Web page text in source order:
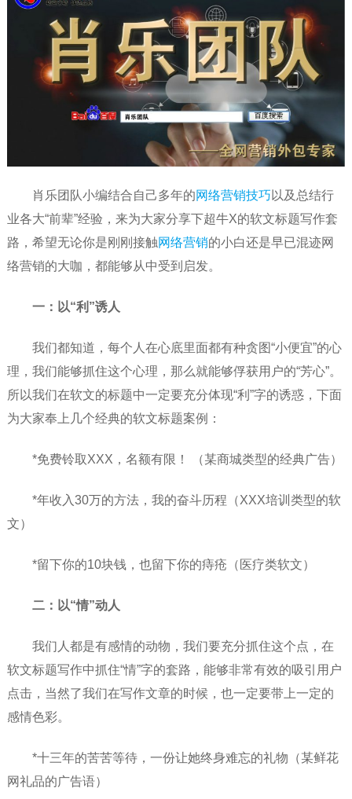
肖乐团队小编结合自己多年的网络营销技巧 以及总结行
业各大“前辈”经验，来为大家分享下超牛X的软文标题写作套
路，希望无论你是刚刚接触网络营销的小白还是早已混迹网
络营销的大咖，都能够从中受到启发。
一：以“利”诱人
我们都知道，每个人在心底里面都有种贪图“小便宜”的心
理，我们能够抓住这个心理，那么就能够俘获用户的“芳心”。
所以我们在软文的标题中一定要充分体现“利”字的诱惑，下面
为大家奉上几个经典的软文标题案例：
*免费铃取XXX，名额有限！ （某商城类型的经典广告）
*年收入30万的方法，我的奋斗历程（XXX培训类型的软
文）
*留下你的10块钱，也留下你的痔疮（医疗类软文）
二：以“情”动人
我们人都是有感情的动物，我们要充分抓住这个点，在
软文标题写作中抓住“情”字的套路，能够非常有效的吸引用户
点击，当然了我们在写作文章的时候，也一定要带上一定的
感情色彩。
*十三年的苦苦等待，一份让她终身难忘的礼物（某鲜花
网礼品的广告语）